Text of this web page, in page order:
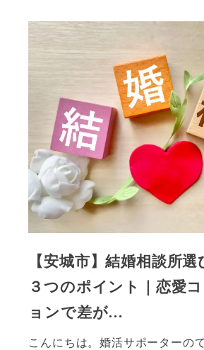
【安城市】結婚相談所
３つのポイント｜恋愛
ョンで差が…
こんにちは。婚活サポーターの